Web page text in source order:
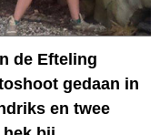
de Efteling
gedaan in
en twee